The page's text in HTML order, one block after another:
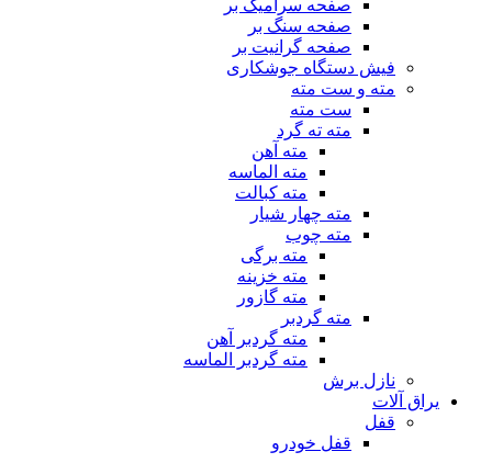
صفحه سرامیک بر
صفحه سنگ بر
صفحه گرانیت بر
فیش دستگاه جوشکاری
مته و ست مته
ست مته
مته ته گرد
مته آهن
مته الماسه
مته کبالت
مته چهار شیار
مته چوب
مته برگی
مته خزینه
مته گازور
مته گردبر
مته گردبر آهن
مته گردبر الماسه
نازل برش
یراق آلات
قفل
قفل خودرو